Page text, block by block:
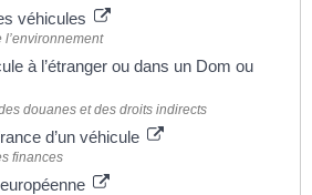
véhicules
à l’étranger ou dans un Dom ou
douanes et des droits indirects
d’un véhicule
finances